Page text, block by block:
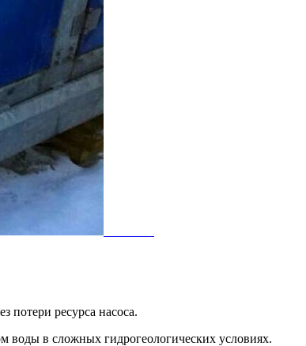
потери ресурса насоса.
воды в сложных гидрогеологических условиях.